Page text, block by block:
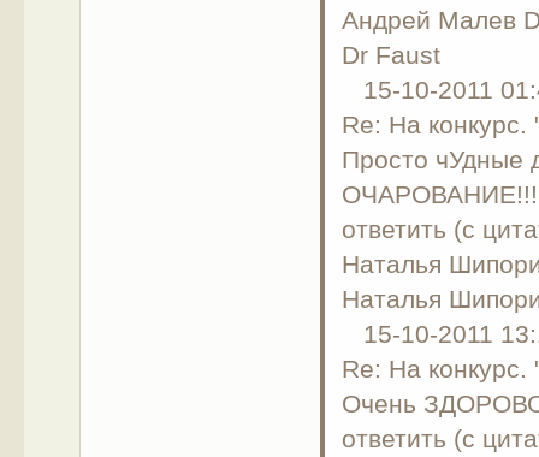
Андрей Малев
Dr Faust
15-10-2011
Re: На
Просто
ответить (с
Наталья
Наталья
15-10-2011
Re: На
Очень
ответить (с